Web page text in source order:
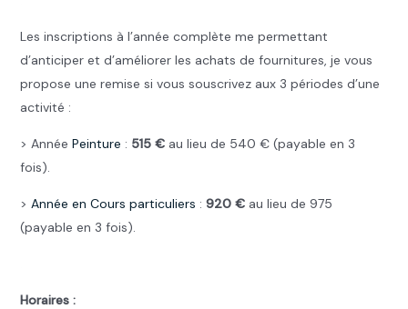
Les inscriptions à l’année complète me permettant
d’anticiper et d’améliorer les achats de fournitures, je vous
propose une remise si vous souscrivez aux 3 périodes d’une
activité :
> Année Peinture : 515 €au lieu de 540 € (payable en 3
fois).
> Année en Cours particuliers : 920 € au lieu de 975
(payable en 3 fois).
Horaires :